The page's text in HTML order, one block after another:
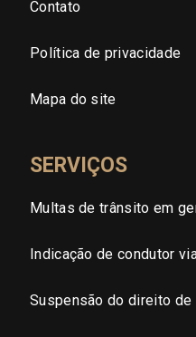
Contato
Política de privacidade
Mapa do site
SERVIÇOS
Multas de trânsito em
Indicação de condutor
Suspensão do direito